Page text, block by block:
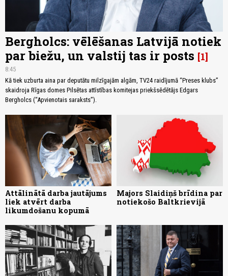
Bergholcs: vēlēšanas Latvijā notiek
par biežu, un valstij tas ir posts 1
8:45
Kā tiek uzburta aina par deputātu milzīgajām algām, TV24 raidījumā “Preses klubs”
skaidroja Rīgas domes Pilsētas attīstības komitejas priekšsēdētājs Edgars
Bergholcs (“Apvienotais saraksts”).
Attālinātā darba jautājums
liek atvērt darba
likumdošanu kopumā
Majors Slaidiņš brīdina par
notiekošo Baltkrievijā